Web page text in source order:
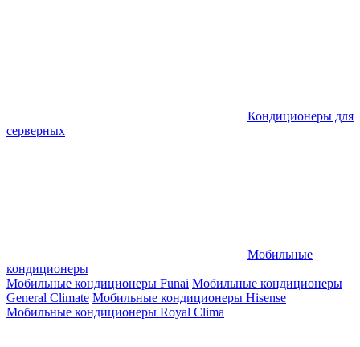
Кондиционеры для
серверных
Мобильные
кондиционеры
Мобильные кондиционеры Funai Мобильные кондиционеры
General Climate Мобильные кондиционеры Hisense
Мобильные кондиционеры Royal Clima